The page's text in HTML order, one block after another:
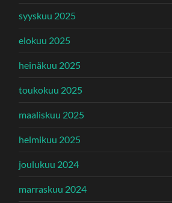
syyskuu 2025
elokuu 2025
heinäkuu 2025
toukokuu 2025
maaliskuu 2025
helmikuu 2025
joulukuu 2024
marraskuu 2024